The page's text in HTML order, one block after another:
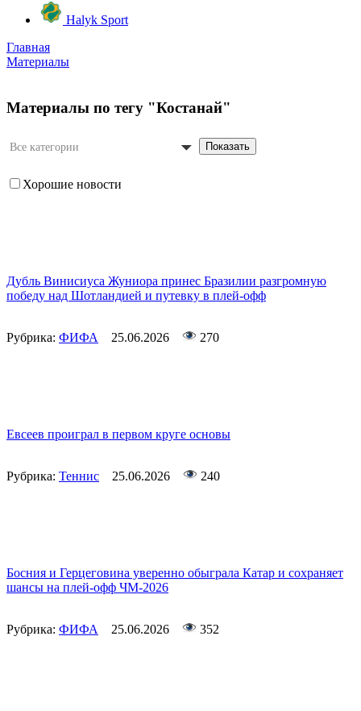
Halyk Sport
Главная
Материалы
Материалы по тегу "Костанай"
Все категории Показать
Хорошие новости
Дубль Винисиуса Жуниора принес Бразилии разгромную
победу над Шотландией и путевку в плей-офф
Рубрика: ФИФА 25.06.2026 270
Евсеев проиграл в первом круге основы
Рубрика: Теннис 25.06.2026 240
Босния и Герцеговина уверенно обыграла Катар и сохраняет
шансы на плей-офф ЧМ-2026
Рубрика: ФИФА 25.06.2026 352